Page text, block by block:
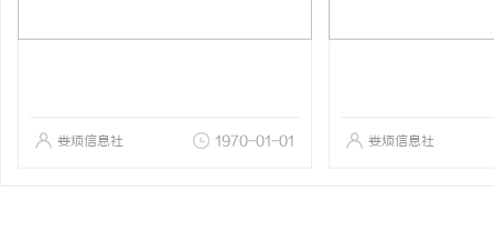
娄烦信息社 1970-01-01 娄烦信息社